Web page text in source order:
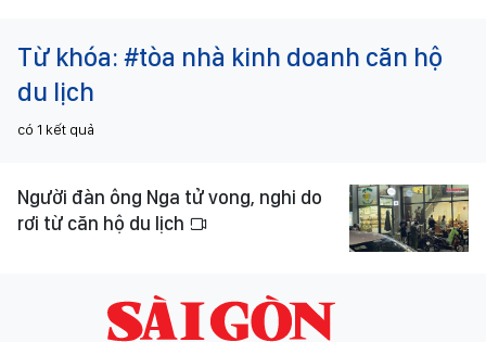
Từ khóa: #tòa nhà kinh doanh căn hộ
du lịch
có 1 kết quả
Người đàn ông Nga tử vong, nghi do
rơi từ căn hộ du lịch